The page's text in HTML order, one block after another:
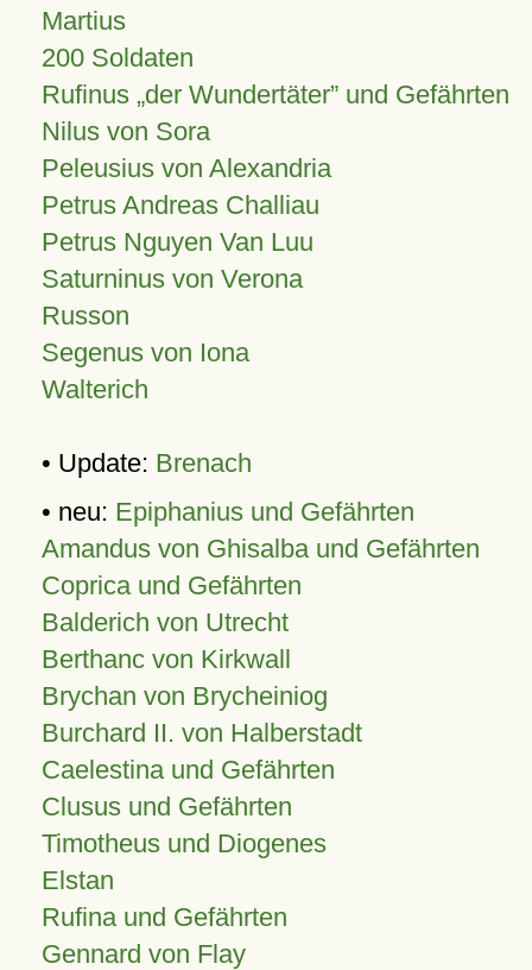
Martius
200 Soldaten
Rufinus „der Wundertäter” und Gefährten
Nilus von Sora
Peleusius von Alexandria
Petrus Andreas Challiau
Petrus Nguyen Van Luu
Saturninus von Verona
Russon
Segenus von Iona
Walterich
• Update: Brenach
• neu: Epiphanius und Gefährten
Amandus von Ghisalba und Gefährten
Coprica und Gefährten
Balderich von Utrecht
Berthanc von Kirkwall
Brychan von Brycheiniog
Burchard II. von Halberstadt
Caelestina und Gefährten
Clusus und Gefährten
Timotheus und Diogenes
Elstan
Rufina und Gefährten
Gennard von Flay